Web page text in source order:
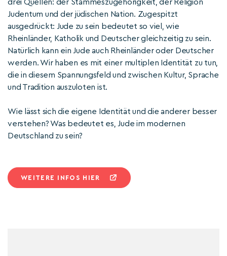
drei Quellen: der Stammeszugehörigkeit, der Religion
Judentum und der jüdischen Nation. Zugespitzt
ausgedrückt: Jude zu sein bedeutet so viel, wie
Rheinländer, Katholik und Deutscher gleichzeitig zu sein.
Natürlich kann ein Jude auch Rheinländer oder Deutscher
werden. Wir haben es mit einer multiplen Identität zu tun,
die in diesem Spannungsfeld und zwischen Kultur, Sprache
und Tradition auszuloten ist.
Wie lässt sich die eigene Identität und die anderer besser
verstehen? Was bedeutet es, Jude im modernen
Deutschland zu sein?
WEITERE INFOS HIER